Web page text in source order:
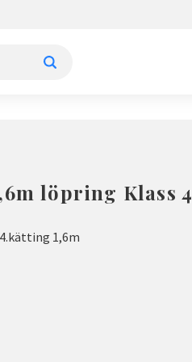
löpring Klass 4
1,6m